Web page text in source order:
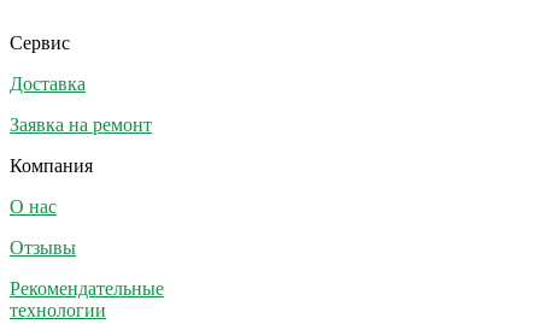
Сервис
Доставка
Заявка на ремонт
Компания
О нас
Отзывы
Рекомендательные
технологии